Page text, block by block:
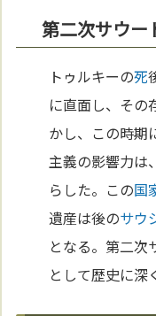
第二次サウー
トゥルキーの死
に直面し、その
かし、この時期
主義の影響力は
らした。この国
遺産は後のサウ
となる。第二次
として歴史に深